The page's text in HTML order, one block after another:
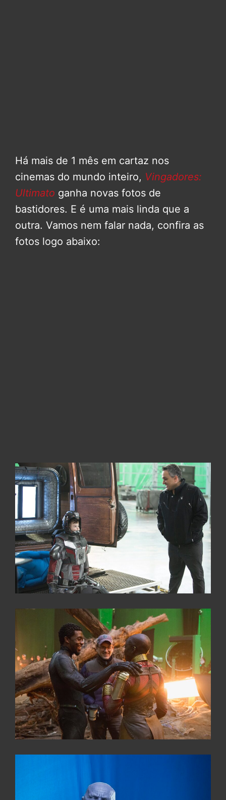
Há mais de 1 mês em cartaz nos
cinemas do mundo inteiro, Vingadores:
Ultimato ganha novas fotos de
bastidores. E é uma mais linda que a
outra. Vamos nem falar nada, confira as
fotos logo abaixo: